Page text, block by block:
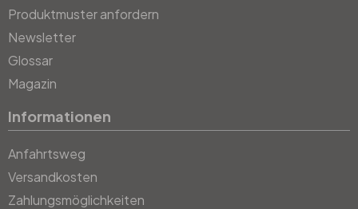
Produktmuster anfordern
Newsletter
Glossar
Magazin
Informationen
Anfahrtsweg
Versandkosten
Zahlungsmöglichkeiten